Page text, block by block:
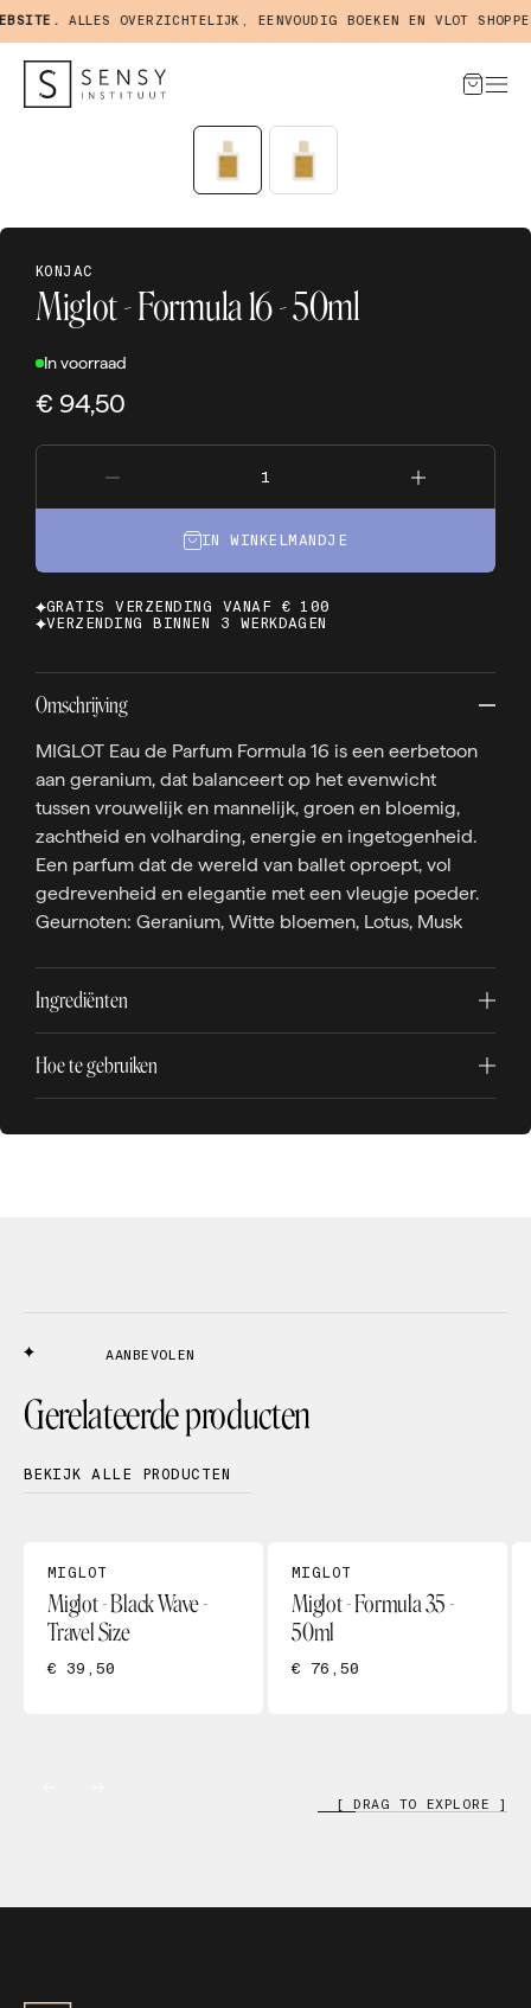
ALLES OVERZICHTELIJK, EENVOUDIG BOEKEN EN VLOT SHOPPEN
KONJAC
Miglot - Formula 16 - 50ml
In voorraad
€ 94,50
IN WINKELMANDJE
GRATIS VERZENDING VANAF € 100
VERZENDING BINNEN 3 WERKDAGEN
Omschrijving
MIGLOT Eau de Parfum Formula 16 is een eerbetoon
aan geranium, dat balanceert op het evenwicht
tussen vrouwelijk en mannelijk, groen en bloemig,
zachtheid en volharding, energie en ingetogenheid.
Een parfum dat de wereld van ballet oproept, vol
gedrevenheid en elegantie met een vleugje poeder.
Geurnoten: Geranium, Witte bloemen, Lotus, Musk
Ingrediënten
Hoe te gebruiken
AANBEVOLEN
Gerelateerde producten
BEKIJK ALLE PRODUCTEN
MIGLOT
Miglot - Black Wave -
Travel Size
€ 39,50
MIGLOT
Miglot - Formula 35 -
50ml
€ 76,50
[ DRAG TO EXPLORE ]